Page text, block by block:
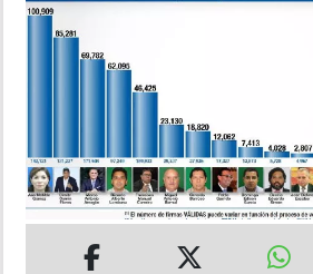
SHOW
INSÓLITAS
MULTIMEDIA